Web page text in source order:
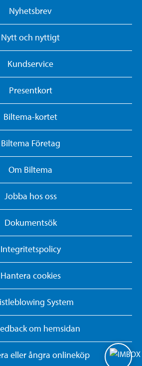
Nyhetsbrev
Nytt och nyttigt
Kundservice
Presentkort
Biltema-kortet
Biltema Företag
Om Biltema
Jobba hos oss
Dokumentsök
Integritetspolicy
Hantera cookies
System
om hemsidan
eller ångra onlineköp